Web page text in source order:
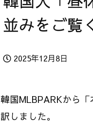
並みをご覧
2025年12月8日
韓国MLBPARKから
訳しました。